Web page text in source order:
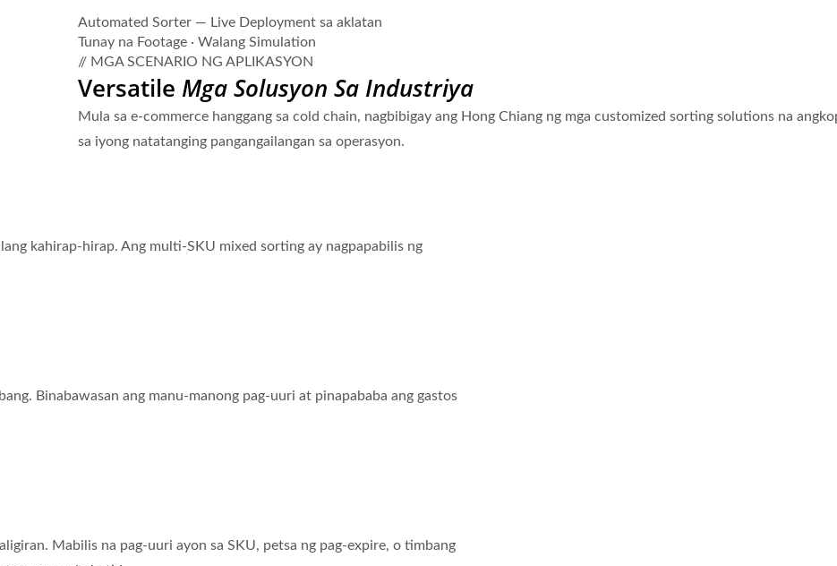
Automated Sorter — Live Deployment sa aklatan
Tunay na Footage · Walang Simulation
// MGA SCENARIO NG APLIKASYON
Versatile Mga Solusyon Sa Industriya
Mula sa e-commerce hanggang sa cold chain, nagbibigay ang Hong Chiang ng mga customized sorting solutions na
sa iyong natatanging pangangailangan sa operasyon.
kahirap-hirap. Ang multi-SKU mixed sorting ay nagpapabilis ng
ang manu-manong pag-uuri at pinapababa ang gastos
Mabilis na pag-uuri ayon sa SKU, petsa ng pag-expire, o timbang